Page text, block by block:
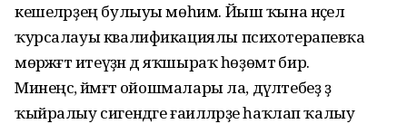
кешеләрҙең булыуы мөһим. Йыш ҡына нәҫел
ҡурсалауы квалификациялы психотерапевҡа
мөрәжәғәт итеүҙән дә яҡшыраҡ һөҙөмтә бирә.
Минеңсә, йәмәғәт ойошмалары ла, дәүләтебеҙ ҙә
ҡыйралыу сигендәге ғаиләләрҙе һаҡлап ҡалыу